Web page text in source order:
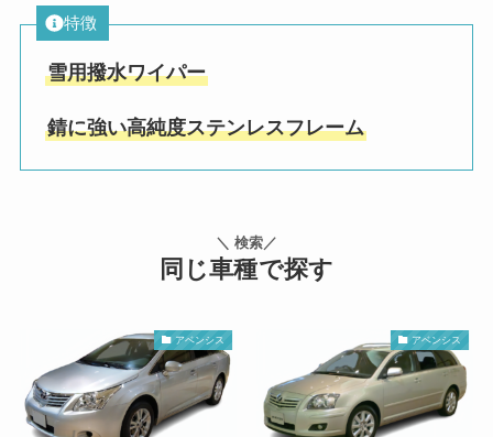
特徴
雪用撥水ワイパー
錆に強い高純度ステンレスフレーム
＼ 検索／
同じ車種で探す
アベンシス アベンシス